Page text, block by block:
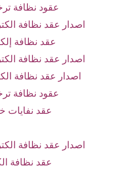
عقود نظافة
اصدار عقد نظافة
عقد نظافة
اصدار عقد نظافة
اصدار عقد نظافة
عقود نظافة
عقد نفايات
اصدار عقد نظافة
عقد نظافة